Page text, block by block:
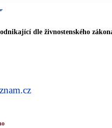
dle živnostenského